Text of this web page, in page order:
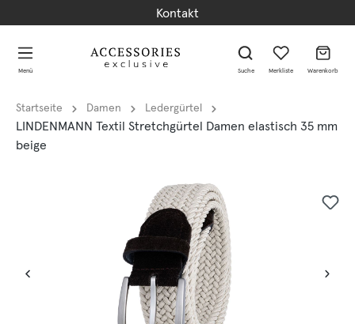
Kontakt
Menü Suche Merkliste Warenkorb
Startseite Damen Ledergürtel
LINDENMANN Textil Stretchgürtel Damen elastisch 35 mm
beige